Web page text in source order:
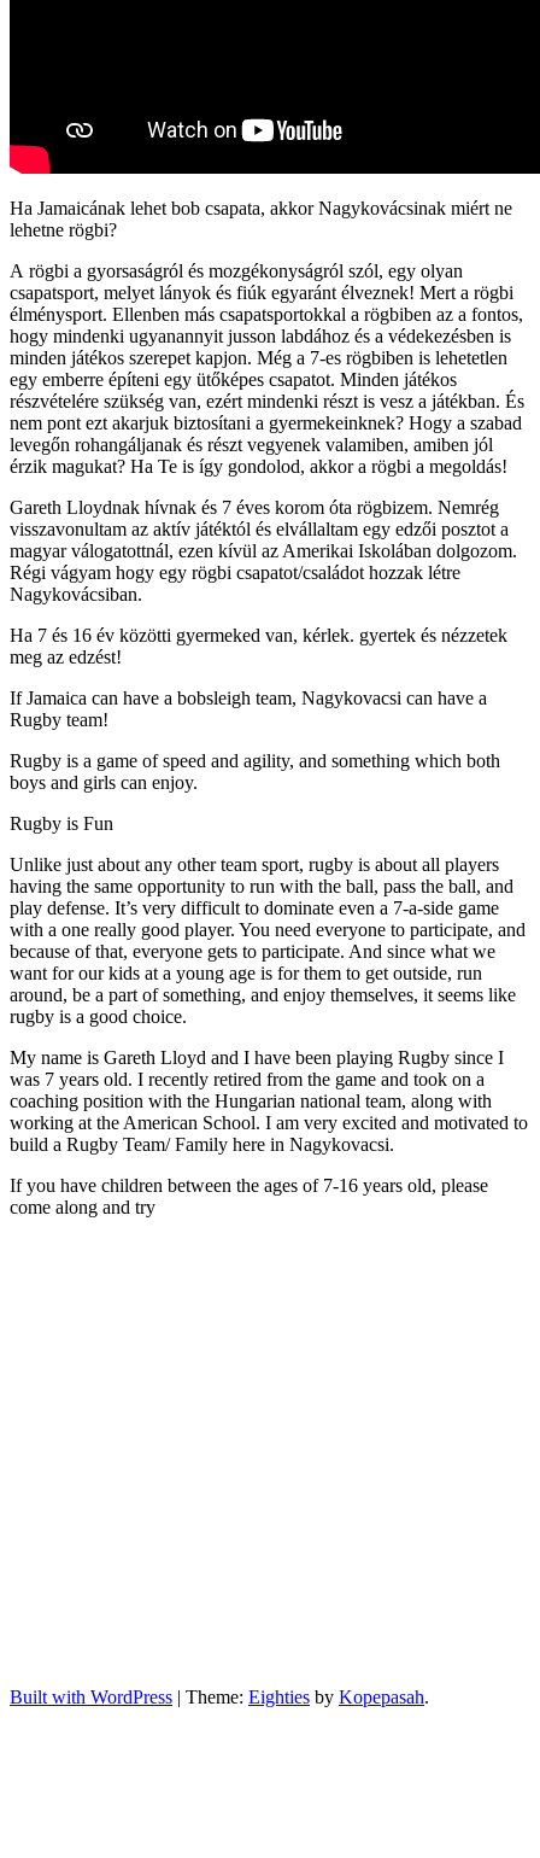
Ha Jamaicának lehet bob csapata, akkor Nagykovácsinak miért ne
lehetne rögbi?
A rögbi a gyorsaságról és mozgékonyságról szól, egy olyan
csapatsport, melyet lányok és fiúk egyaránt élveznek! Mert a rögbi
élménysport. Ellenben más csapatsportokkal a rögbiben az a fontos,
hogy mindenki ugyanannyit jusson labdához és a védekezésben is
minden játékos szerepet kapjon. Még a 7-es rögbiben is lehetetlen
egy emberre építeni egy ütőképes csapatot. Minden játékos
részvételére szükség van, ezért mindenki részt is vesz a játékban. És
nem pont ezt akarjuk biztosítani a gyermekeinknek? Hogy a szabad
levegőn rohangáljanak és részt vegyenek valamiben, amiben jól
érzik magukat? Ha Te is így gondolod, akkor a rögbi a megoldás!
Gareth Lloydnak hívnak és 7 éves korom óta rögbizem. Nemrég
visszavonultam az aktív játéktól és elvállaltam egy edzői posztot a
magyar válogatottnál, ezen kívül az Amerikai Iskolában dolgozom.
Régi vágyam hogy egy rögbi csapatot/családot hozzak létre
Nagykovácsiban.
Ha 7 és 16 év közötti gyermeked van, kérlek. gyertek és nézzetek
meg az edzést!
If Jamaica can have a bobsleigh team, Nagykovacsi can have a
Rugby team!
Rugby is a game of speed and agility, and something which both
boys and girls can enjoy.
Rugby is Fun
Unlike just about any other team sport, rugby is about all players
having the same opportunity to run with the ball, pass the ball, and
play defense. It’s very difficult to dominate even a 7-a-side game
with a one really good player. You need everyone to participate, and
because of that, everyone gets to participate. And since what we
want for our kids at a young age is for them to get outside, run
around, be a part of something, and enjoy themselves, it seems like
rugby is a good choice.
My name is Gareth Lloyd and I have been playing Rugby since I
was 7 years old. I recently retired from the game and took on a
coaching position with the Hungarian national team, along with
working at the American School. I am very excited and motivated to
build a Rugby Team/ Family here in Nagykovacsi.
If you have children between the ages of 7-16 years old, please
come along and try
Built with WordPress | Theme: Eighties by Kopepasah.